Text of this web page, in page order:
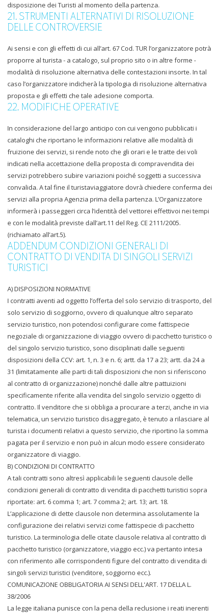
disposizione dei Turisti al momento della partenza.
21. STRUMENTI ALTERNATIVI DI RISOLUZIONE
DELLE CONTROVERSIE
Ai sensi e con gli effetti di cui all’art. 67 Cod. TUR l’organizzatore potrà
proporre al turista - a catalogo, sul proprio sito o in altre forme -
modalità di risoluzione alternativa delle contestazioni insorte. In tal
caso l’organizzatore indicherà la tipologia di risoluzione alternativa
proposta e gli effetti che tale adesione comporta.
22. MODIFICHE OPERATIVE
In considerazione del largo anticipo con cui vengono pubblicati i
cataloghi che riportano le informazioni relative alle modalità di
fruizione dei servizi, si rende noto che gli orari e le tratte dei voli
indicati nella accettazione della proposta di compravendita dei
servizi potrebbero subire variazioni poiché soggetti a successiva
convalida. A tal fine il turistaviaggiatore dovrà chiedere conferma dei
servizi alla propria Agenzia prima della partenza. L’Organizzatore
informerà i passeggeri circa l’identità del vettorei effettivoi nei tempi
e con le modalità previste dall’art.11 del Reg. CE 2111/2005.
(richiamato all’art.5).
ADDENDUM CONDIZIONI GENERALI DI
CONTRATTO DI VENDITA DI SINGOLI SERVIZI
TURISTICI
A) DISPOSIZIONI NORMATIVE
I contratti aventi ad oggetto l’offerta del solo servizio di trasporto, del
solo servizio di soggiorno, ovvero di qualunque altro separato
servizio turistico, non potendosi configurare come fattispecie
negoziale di organizzazione di viaggio ovvero di pacchetto turistico o
del singolo servizio turistico, sono disciplinati dalle seguenti
disposizioni della CCV: art. 1, n. 3 e n. 6; artt. da 17 a 23; artt. da 24 a
31 (limitatamente alle parti di tali disposizioni che non si riferiscono
al contratto di organizzazione) nonché dalle altre pattuizioni
specificamente riferite alla vendita del singolo servizio oggetto di
contratto. Il venditore che si obbliga a procurare a terzi, anche in via
telematica, un servizio turistico disaggregato, è tenuto a rilasciare al
turista i documenti relativi a questo servizio, che riportino la somma
pagata per il servizio e non può in alcun modo essere considerato
organizzatore di viaggio.
B) CONDIZIONI DI CONTRATTO
A tali contratti sono altresì applicabili le seguenti clausole delle
condizioni generali di contratto di vendita di pacchetti turistici sopra
riportate: art. 6 comma 1; art. 7 comma 2; art. 13; art. 18.
L’applicazione di dette clausole non determina assolutamente la
configurazione dei relativi servizi come fattispecie di pacchetto
turistico. La terminologia delle citate clausole relativa al contratto di
pacchetto turistico (organizzatore, viaggio ecc.) va pertanto intesa
con riferimento alle corrispondenti figure del contratto di vendita di
singoli servizi turistici (venditore, soggiorno ecc.).
COMUNICAZIONE OBBLIGATORIA AI SENSI DELL'ART. 17 DELLA L.
38/2006
La legge italiana punisce con la pena della reclusione i reati inerenti